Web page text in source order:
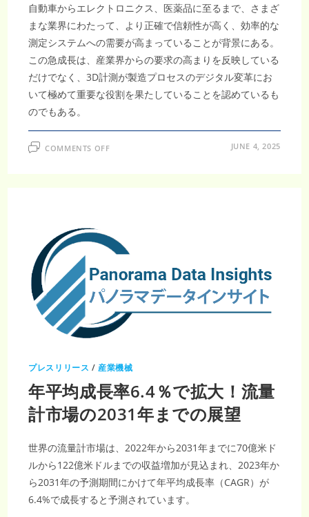
自動車からエレクトロニクス、医薬品に至るまで、さまざ
まな業界にわたって、より正確で信頼性が高く、効率的な
測定システムへの需要が高まっていることが背景にある。
この急成長は、産業界からの要求の高まりを反映している
だけでなく、3D計測が製造プロセスのデジタル変革にお
いて極めて重要な役割を果たしていることを認めているも
のでもある。
COMMENTS OFFON
億
米
ド
へ
急
増
寸
法
精
度
向
CAGR9.2%
の
長
JUNE 4, 2025
プレスリリース /産業機械
年平均成長率6.4％で拡大！流量
計市場の2031年までの展望
世界の流量計市場は、2022年から2031年までに70億米ド
ルから122億米ドルまでの収益増加が見込まれ、2023年か
ら2031年の予測期間にかけて年平均成長率（CAGR）が
6.4%で成長すると予測されています。